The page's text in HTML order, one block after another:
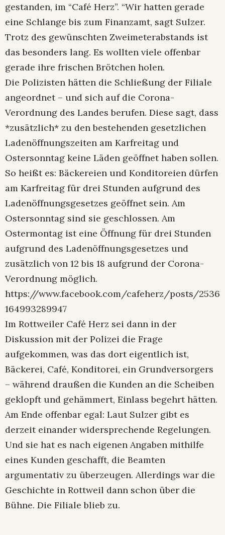
gestanden, im “Café Herz”. “Wir hatten gerade
eine Schlange bis zum Finanzamt, sagt Sulzer.
Trotz des gewünschten Zweimeterabstands ist
das besonders lang. Es wollten viele offenbar
gerade ihre frischen Brötchen holen.
Die Polizisten hätten die Schließung der Filiale
angeordnet – und sich auf die Corona-
Verordnung des Landes berufen. Diese sagt, dass
*zusätzlich* zu den bestehenden gesetzlichen
Ladenöffnungszeiten am Karfreitag und
Ostersonntag keine Läden geöffnet haben sollen.
So heißt es: Bäckereien und Konditoreien dürfen
am Karfreitag für drei Stunden aufgrund des
Ladenöffnungsgesetzes geöffnet sein. Am
Ostersonntag sind sie geschlossen. Am
Ostermontag ist eine Öffnung für drei Stunden
aufgrund des Ladenöffnungsgesetzes und
zusätzlich von 12 bis 18 aufgrund der Corona-
Verordnung möglich.
https://www.facebook.com/cafeherz/posts/2536
164993289947
Im Rottweiler Café Herz sei dann in der
Diskussion mit der Polizei die Frage
aufgekommen, was das dort eigentlich ist,
Bäckerei, Café, Konditorei, ein Grundversorgers
– während draußen die Kunden an die Scheiben
geklopft und gehämmert, Einlass begehrt hätten.
Am Ende offenbar egal: Laut Sulzer gibt es
derzeit einander widersprechende Regelungen.
Und sie hat es nach eigenen Angaben mithilfe
eines Kunden geschafft, die Beamten
argumentativ zu überzeugen. Allerdings war die
Geschichte in Rottweil dann schon über die
Bühne. Die Filiale blieb zu.